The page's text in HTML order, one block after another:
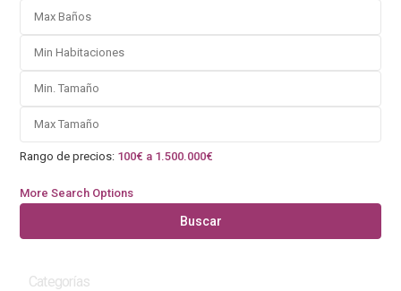
Rango de precios: 100€ a 1.500.000€
More Search Options
Buscar
Categorías